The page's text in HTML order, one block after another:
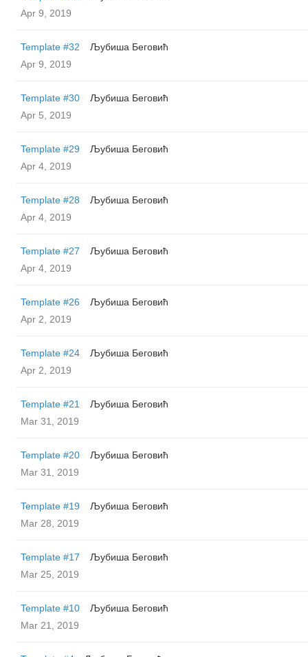
Apr 9, 2019
Template #32
Љубиша Беговић
Apr 9, 2019
Template #30
Љубиша Беговић
Apr 5, 2019
Template #29
Љубиша Беговић
Apr 4, 2019
Template #28
Љубиша Беговић
Apr 4, 2019
Template #27
Љубиша Беговић
Apr 4, 2019
Template #26
Љубиша Беговић
Apr 2, 2019
Template #24
Љубиша Беговић
Apr 2, 2019
Template #21
Љубиша Беговић
Mar 31, 2019
Template #20
Љубиша Беговић
Mar 31, 2019
Template #19
Љубиша Беговић
Mar 28, 2019
Template #17
Љубиша Беговић
Mar 25, 2019
Template #10
Љубиша Беговић
Mar 21, 2019